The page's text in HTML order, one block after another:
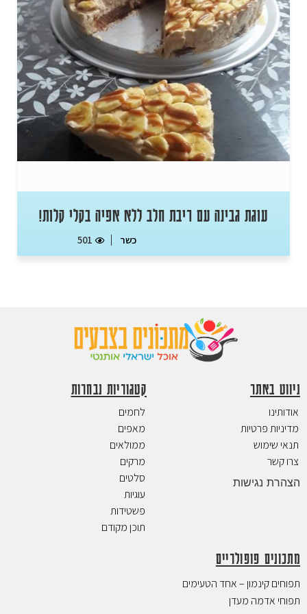
עוגת גבינה עם ריבת חלב ללא אפיה בקלי קלות!
כשר 501
ניווט באתר
אודותינו
מדיניות פרטיות
תנאי שימוש
צרו קשר
הצהרת נגישות
קטגוריות נבחרות
לחמים
מאפים
ממולאים
מרקים
סלטים
עוגיות
פשטידות
תוכן מקודם
מתכונים פופולריים
תפוחים קינמון – אחד הטעימים
תפוחי אדמה מעדן